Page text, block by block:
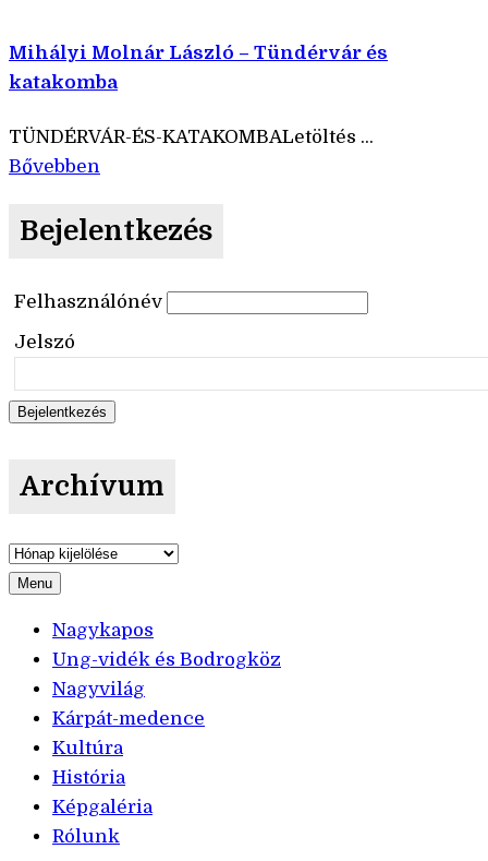
Mihályi Molnár László – Tündérvár és
katakomba
TÜNDÉRVÁR-ÉS-KATAKOMBALetöltés ...
Bővebben
Bejelentkezés
Felhasználónév
Jelszó
Archívum
Archívum
Menu
Nagykapos
Ung-vidék és Bodrogköz
Nagyvilág
Kárpát-medence
Kultúra
História
Képgaléria
Rólunk